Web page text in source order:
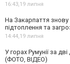
16:43,19 липня
На Закарпаття
підтоплення та
14:44,19 липня
У горах Румунії за
(ФОТО, ВІДЕО)